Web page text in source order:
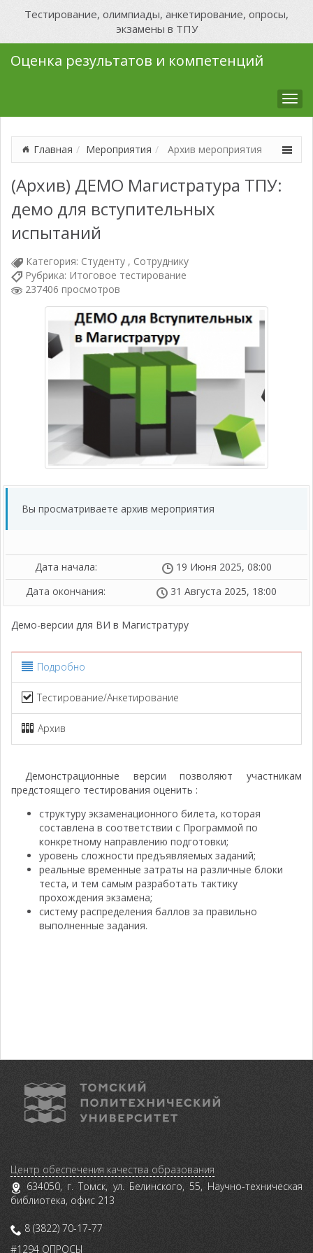
Тестирование, олимпиады, анкетирование, опросы,
экзамены в ТПУ
Оценка результатов и компетенций
Главная Мероприятия Архив мероприятия
(Архив) ДЕМО Магистратура ТПУ:
демо для вступительных
испытаний
Категория: Студенту , Сотруднику
Рубрика: Итоговое тестирование
237406 просмотров
Вы просматриваете архив мероприятия
Дата начала:
19 Июня 2025, 08:00
Дата окончания:
31 Августа 2025, 18:00
Демо-версии для ВИ в Магистратуру
Подробно
Тестирование/Анкетирование
Архив
Демонстрационные версии позволяют участникам
предстоящего тестирования оценить :
структуру экзаменационного билета, которая
составлена в соответствии с Программой по
конкретному направлению подготовки;
уровень сложности предъявляемых заданий;
реальные временные затраты на различные блоки
теста, и тем самым разработать тактику
прохождения экзамена;
систему распределения баллов за правильно
выполненные задания.
Центр обеспечения качества образования
634050, г. Томск, ул. Белинского, 55, Научно-техническая
библиотека, офис 213
8 (3822) 70-17-77
#1294 ОПРОСЫ